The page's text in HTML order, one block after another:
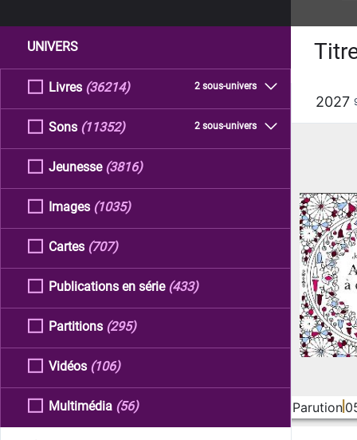
UNIVERS
Livres 2 sous-univers
(36214)
Sons 2 sous-univers
(11352)
Jeunesse (3816)
Images (1035)
Cartes (707)
Publications en série (433)
Partitions (295)
Vidéos (106)
Multimédia (56)
2027
Parution